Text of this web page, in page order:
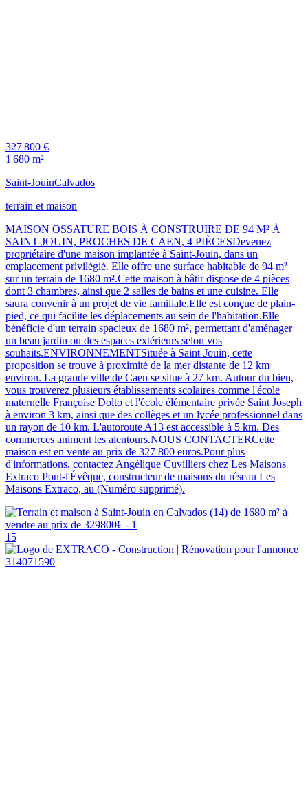
327 800 €
1 680 m²
Saint-JouinCalvados
terrain et maison
MAISON OSSATURE BOIS À CONSTRUIRE DE 94 M² À
SAINT-JOUIN, PROCHES DE CAEN, 4 PIÈCESDevenez
propriétaire d'une maison implantée à Saint-Jouin, dans un
emplacement privilégié. Elle offre une surface habitable de 94 m²
sur un terrain de 1680 m².Cette maison à bâtir dispose de 4 pièces
dont 3 chambres, ainsi que 2 salles de bains et une cuisine. Elle
saura convenir à un projet de vie familiale.Elle est conçue de plain-
pied, ce qui facilite les déplacements au sein de l'habitation.Elle
bénéficie d'un terrain spacieux de 1680 m², permettant d'aménager
un beau jardin ou des espaces extérieurs selon vos
souhaits.ENVIRONNEMENTSituée à Saint-Jouin, cette
proposition se trouve à proximité de la mer distante de 12 km
environ. La grande ville de Caen se situe à 27 km. Autour du bien,
vous trouverez plusieurs établissements scolaires comme l'école
maternelle Françoise Dolto et l'école élémentaire privée Saint Joseph
à environ 3 km, ainsi que des collèges et un lycée professionnel dans
un rayon de 10 km. L'autoroute A13 est accessible à 5 km. Des
commerces animent les alentours.NOUS CONTACTERCette
maison est en vente au prix de 327 800 euros.Pour plus
d'informations, contactez Angélique Cuvilliers chez Les Maisons
Extraco Pont-l'Évêque, constructeur de maisons du réseau Les
Maisons Extraco, au (Numéro supprimé).
15